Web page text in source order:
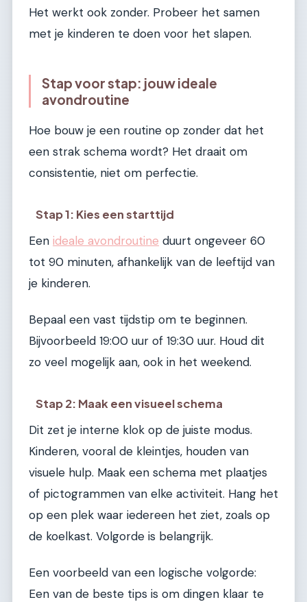
Het werkt ook zonder. Probeer het samen
met je kinderen te doen voor het slapen.
Stap voor stap: jouw ideale
avondroutine
Hoe bouw je een routine op zonder dat het
een strak schema wordt? Het draait om
consistentie, niet om perfectie.
Stap 1: Kies een starttijd
Een ideale avondroutine duurt ongeveer 60
tot 90 minuten, afhankelijk van de leeftijd van
je kinderen.
Bepaal een vast tijdstip om te beginnen.
Bijvoorbeeld 19:00 uur of 19:30 uur. Houd dit
zo veel mogelijk aan, ook in het weekend.
Stap 2: Maak een visueel schema
Dit zet je interne klok op de juiste modus.
Kinderen, vooral de kleintjes, houden van
visuele hulp. Maak een schema met plaatjes
of pictogrammen van elke activiteit. Hang het
op een plek waar iedereen het ziet, zoals op
de koelkast. Volgorde is belangrijk.
Een voorbeeld van een logische volgorde:
Een van de beste tips is om dingen klaar te